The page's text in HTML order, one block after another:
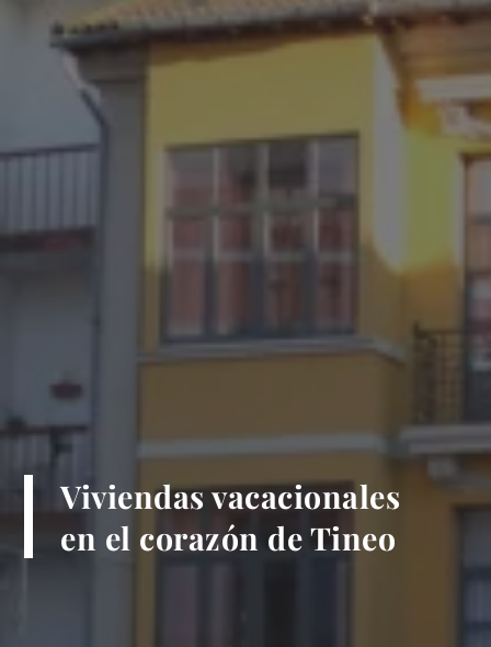
Viviendas vacacionales
en el corazón de Tineo